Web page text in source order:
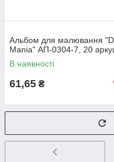
Альбом для малювання
Mania" АП-0304-7, 20
В наявності
61,65 ₴